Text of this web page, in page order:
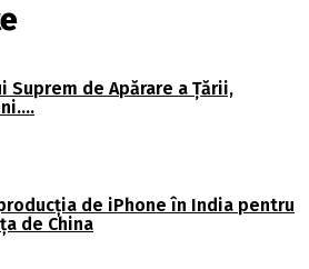
Suprem de Apărare a Ţării,
de iPhone în India pentru
de China